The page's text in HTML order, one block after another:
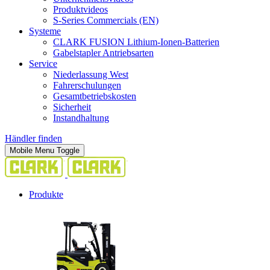
Produktvideos
S-Series Commercials (EN)
Systeme
CLARK FUSION Lithium-Ionen-Batterien
Gabelstapler Antriebsarten
Service
Niederlassung West
Fahrerschulungen
Gesamtbetriebskosten
Sicherheit
Instandhaltung
Händler finden
Mobile Menu Toggle
Produkte